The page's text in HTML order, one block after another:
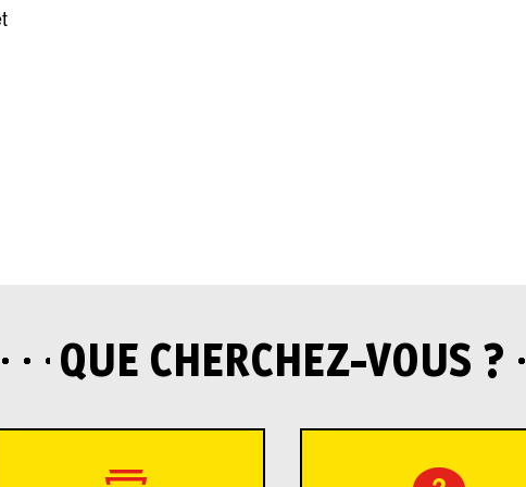
QUE CHERCHEZ-VOUS ?